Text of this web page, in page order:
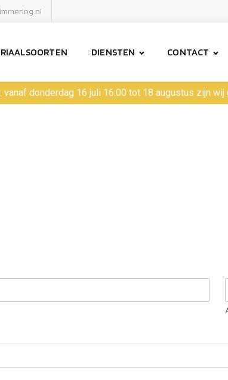
DIENSTEN CONTACT
vanaf donderdag 16 juli 16:00 tot 18 augustus zijn